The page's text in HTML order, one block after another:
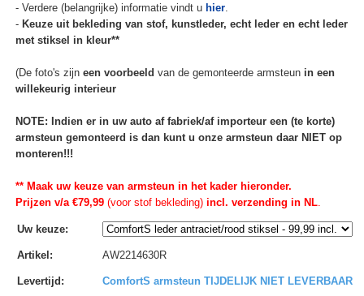
- Verdere (belangrijke) informatie vindt u hier.
- Keuze uit bekleding van stof, kunstleder, echt leder en echt leder
met stiksel in kleur**
(De foto's zijn een voorbeeld van de gemonteerde armsteun in een
willekeurig interieur
NOTE: Indien er in uw auto af fabriek/af importeur een (te korte)
armsteun gemonteerd is dan kunt u onze armsteun daar NIET op
monteren!!!
** Maak uw keuze van armsteun in het kader hieronder.
Prijzen v/a €79,99(voor stof bekleding)incl. verzending in NL.
Uw keuze:
Artikel : AW2214630R
Levertijd : ComfortS armsteun TIJDELIJK NIET LEVERBAAR